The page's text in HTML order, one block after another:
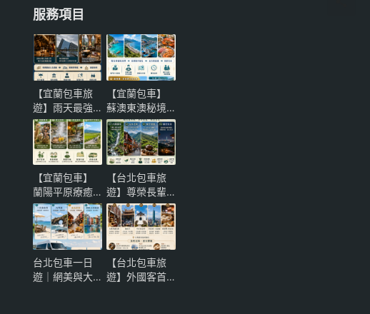
服務項目
【宜蘭包車旅
遊】雨天最強
備案！噶瑪蘭
威士忌酒廠、
蘭陽博物館與
城堡咖啡微醺
知性一日遊
【宜蘭包車】
蘇澳東澳秘境
一日遊！粉鳥
林海灣與南方
澳海鮮，頂級
保母車尊榮推
薦
【宜蘭包車】
蘭陽平原療癒
系一日遊！萌
寵農場、清水
地熱與礁溪溫
泉，頂級保母
車尊榮推薦
【台北包車旅
遊】尊榮長輩
奢華孝親｜烏
來內洞大自然
負離子健康慢
活與貓空夜景
茶饗一日遊全
攻略
台北包車一日
遊｜網美與大
【台北包車旅
遊】外國客首